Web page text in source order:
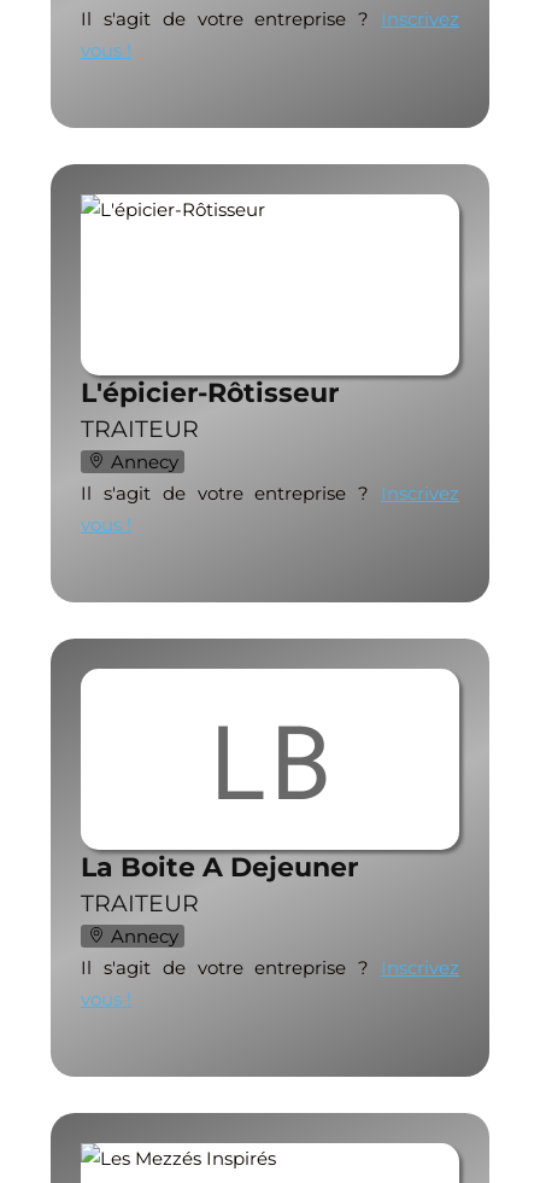
Il s'agit de votre entreprise ? Inscrivez
vous !
L'épicier-Rôtisseur
TRAITEUR
Annecy
Il s'agit de votre entreprise ? Inscrivez
vous !
LB
La Boite A Dejeuner
TRAITEUR
Annecy
Il s'agit de votre entreprise ? Inscrivez
vous !